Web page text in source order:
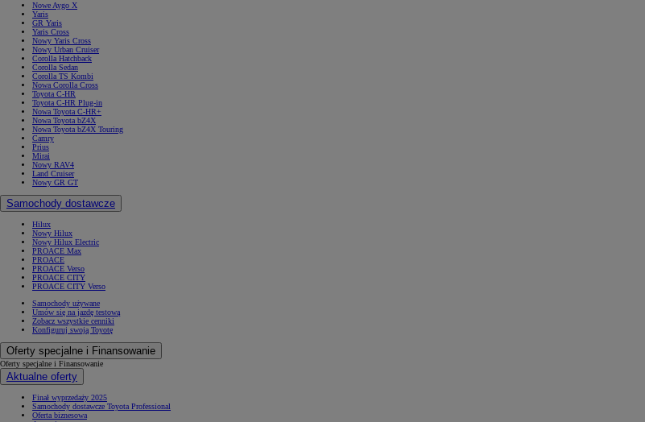
Od105 300 zł
Corolla Hatchback
HYBRID
Nowe Aygo X
Yaris
GR Yaris
Yaris Cross
Nowy Yaris Cross
Nowy Urban Cruiser
Corolla Hatchback
Corolla Sedan
Corolla TS Kombi
Nowa Corolla Cross
Toyota C-HR
Toyota C-HR Plug-in
Nowa Toyota C-HR+
Nowa Toyota bZ4X
Nowa Toyota bZ4X Touring
Camry
Prius
Mirai
Nowy RAV4
Land Cruiser
Nowy GR GT
Samochody dostawcze
Hilux
Nowy Hilux
Nowy Hilux Electric
PROACE Max
PROACE
PROACE Verso
PROACE CITY
PROACE CITY Verso
Samochody używane
Umów się na jazdę testową
Zobacz wszystkie cenniki
Konfiguruj swoją Toyotę
Oferty specjalne i Finansowanie
Oferty specjalne i Finansowanie
Aktualne oferty
Finał wyprzedaży 2025
Samochody dostawcze Toyota Professional
Oferta biznesowa